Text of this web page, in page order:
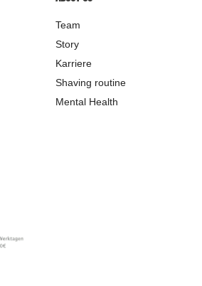
Team
Story
Karriere
Shaving routine
Mental Health